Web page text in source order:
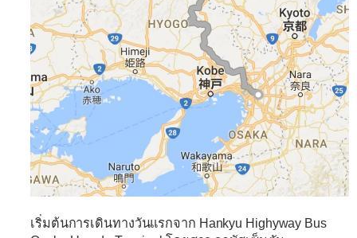
เริ่มต้นการเดินทางวันแรกจาก Hankyu Highyway Bus